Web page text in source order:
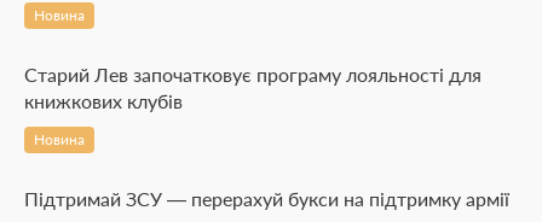
Новина
Старий Лев започатковує програму лояльності для
книжкових клубів
Новина
Підтримай ЗСУ — перерахуй букси на підтримку армії